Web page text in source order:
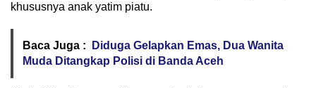
khususnya anak yatim piatu.
Baca Juga :
Diduga Gelapkan Emas, Dua Wanita
Muda Ditangkap Polisi di Banda Aceh